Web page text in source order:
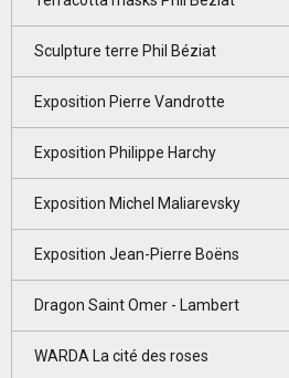
Sculpture terre Phil Béziat
Exposition Pierre Vandrotte
Exposition Philippe Harchy
Exposition Michel Maliarevsky
Exposition Jean-Pierre Boëns
Dragon Saint Omer - Lambert
WARDA La cité des roses